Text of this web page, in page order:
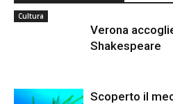
Cultura
Verona
Shakespeare
Scoperto il